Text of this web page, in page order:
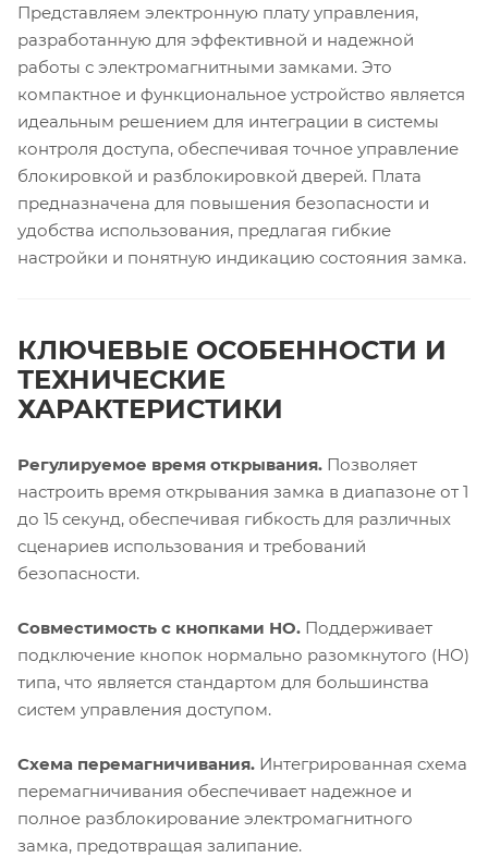
Представляем электронную плату управления,
разработанную для эффективной и надежной
работы с электромагнитными замками. Это
компактное и функциональное устройство является
идеальным решением для интеграции в системы
контроля доступа, обеспечивая точное управление
блокировкой и разблокировкой дверей. Плата
предназначена для повышения безопасности и
удобства использования, предлагая гибкие
настройки и понятную индикацию состояния замка.
КЛЮЧЕВЫЕ ОСОБЕННОСТИ И
ТЕХНИЧЕСКИЕ
ХАРАКТЕРИСТИКИ
Регулируемое время открывания. Позволяет
настроить время открывания замка в диапазоне от 1
до 15 секунд, обеспечивая гибкость для различных
сценариев использования и требований
безопасности.
Совместимость с кнопками НО. Поддерживает
подключение кнопок нормально разомкнутого (НО)
типа, что является стандартом для большинства
систем управления доступом.
Схема перемагничивания. Интегрированная схема
перемагничивания обеспечивает надежное и
полное разблокирование электромагнитного
замка, предотвращая залипание.